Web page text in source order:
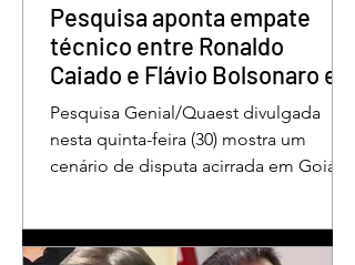
Pesquisa aponta empate
técnico entre Ronaldo
Caiado e Flávio Bolsonaro em
Goiás
Pesquisa Genial/Quaest divulgada
nesta quinta-feira (30) mostra um
cenário de disputa acirrada em Goiás
aparece com 33% das intenções de